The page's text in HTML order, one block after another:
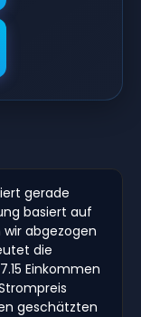
gerade
basiert auf
abgezogen
die
Einkommen
geschätzten